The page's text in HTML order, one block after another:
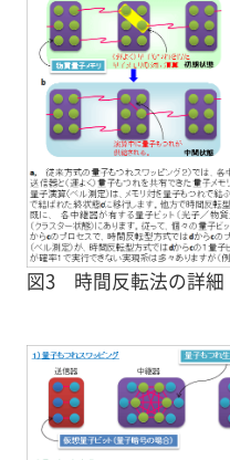
図3 時間反転法の詳細